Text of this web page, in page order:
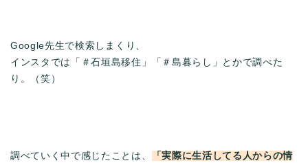
Google先生で検索しまくり、
インスタでは「＃石垣島移住」「＃島暮らし」とかで調べた
り。（笑）
調べていく中で感じたことは、
「実際に生活してる人からの情